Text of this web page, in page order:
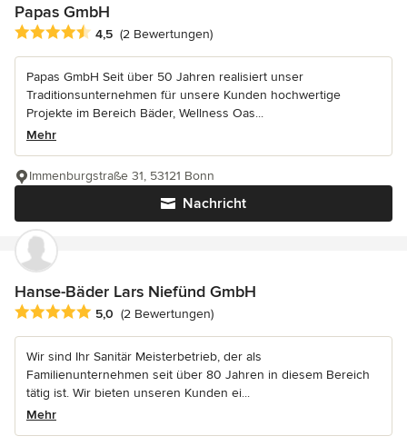
Papas GmbH
Durchschnittliche Bewertung: 4.5 von 5 Sternen
4,5 (2 Bewertungen)
Papas GmbH Seit über 50 Jahren realisiert unser
Traditionsunternehmen für unsere Kunden hochwertige
Projekte im Bereich Bäder, Wellness Oas...
Mehr
Nachricht
Immenburgstraße 31, 53121 Bonn
Hanse-Bäder Lars Niefünd GmbH
Durchschnittliche Bewertung: 5 von 5 Sternen
5,0 (2 Bewertungen)
Wir sind Ihr Sanitär Meisterbetrieb, der als
Familienunternehmen seit über 80 Jahren in diesem Bereich
tätig ist. Wir bieten unseren Kunden ei...
Mehr